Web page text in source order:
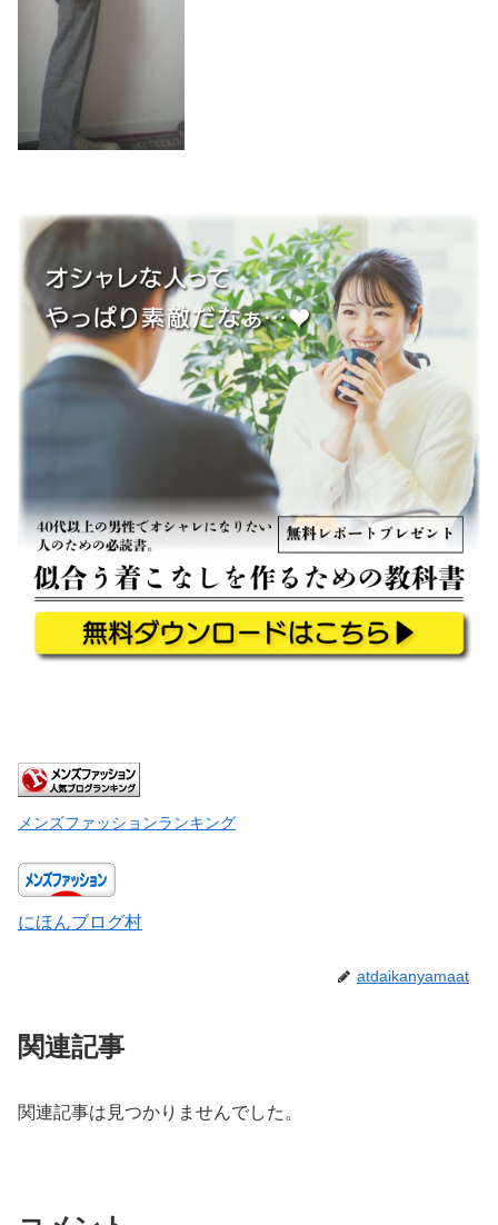
メンズファッションランキング
にほんブログ村
atdaikanyamaat
関連記事
関連記事は見つかりませんでした。